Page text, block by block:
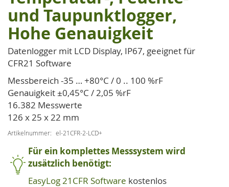
Bildgalerie
springen
und Taupunktlogger,
Hohe Genauigkeit
Datenlogger mit LCD Display, IP67, geeignet für
CFR21 Software
Messbereich -35 … +80°C / 0 .. 100 %rF
Genauigkeit ±0,45°C / 2,05 %rF
16.382 Messwerte
126 x 25 x 22 mm
Artikelnummer el-21CFR-2-LCD+
Für ein komplettes Messsystem wird
zusätzlich benötigt:
EasyLog 21CFR Software kostenlos